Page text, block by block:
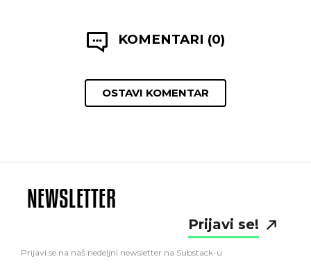
KOMENTARI (0)
OSTAVI KOMENTAR
NEWSLETTER
Prijavi se!
Prijavi se na naš nedeljni newsletter na Substack-u